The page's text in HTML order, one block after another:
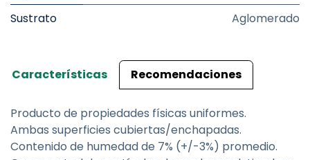
Sustrato
Aglomerado
Características Recomendaciones
Producto de propiedades físicas uniformes.
Ambas superficies cubiertas/enchapadas.
Contenido de humedad de 7% (+/-3%) promedio.